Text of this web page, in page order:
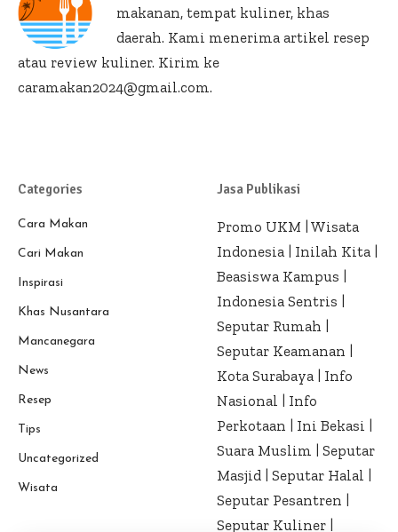
makanan, tempat kuliner, khas
daerah. Kami menerima artikel resep
atau review kuliner. Kirim ke
caramakan2024@gmail.com.
Categories
Cara Makan
Cari Makan
Inspirasi
Khas Nusantara
Mancanegara
News
Resep
Tips
Uncategorized
Wisata
Jasa Publikasi
Promo UKM Wisata
Indonesia
Inilah Kita
Beasiswa Kampus
Indonesia Sentris
Seputar Rumah
Seputar Keamanan
Kota Surabaya
Info
Nasional
Info
Perkotaan
Ini Bekasi
Suara Muslim
Seputar
Masjid Seputar Halal
Seputar Pesantren
Seputar Kuliner